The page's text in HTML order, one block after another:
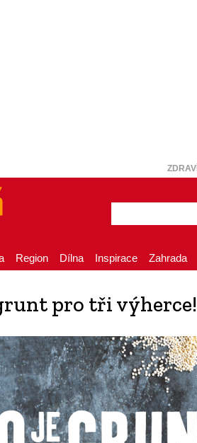
ZDRAVÍ
Region Dílna Inspirace Zahrada
pro tři výherce!